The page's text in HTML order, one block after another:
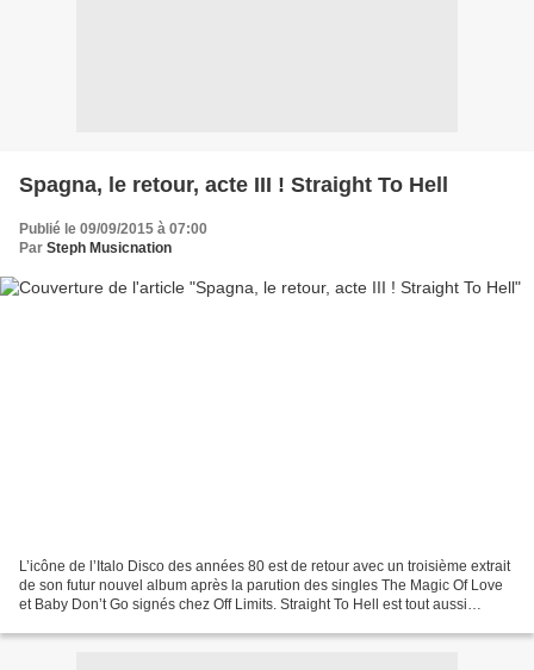
Spagna, le retour, acte III ! Straight To Hell
Publié le 09/09/2015 à 07:00
Par Steph Musicnation
L’icône de l’Italo Disco des années 80 est de retour avec un troisième extrait
de son futur nouvel album après la parution des singles The Magic Of Love
et Baby Don’t Go signés chez Off Limits. Straight To Hell est tout aussi